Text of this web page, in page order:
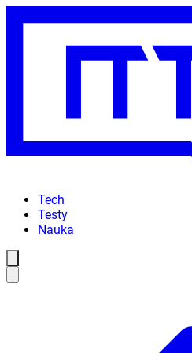
Tech
Testy
Nauka